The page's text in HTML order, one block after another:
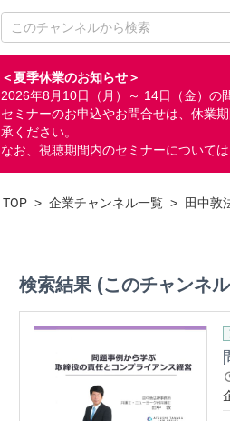
＜夏季休業のお知らせ＞
2026年8月10日（月）～ 14日（金）の
セミナーのお申込やお問合せは、休業
承ください。
なお、視聴期間内のセミナーについて
TOP > 企業チャンネル一覧 > 田中敦
検索結果 (このチャンネ